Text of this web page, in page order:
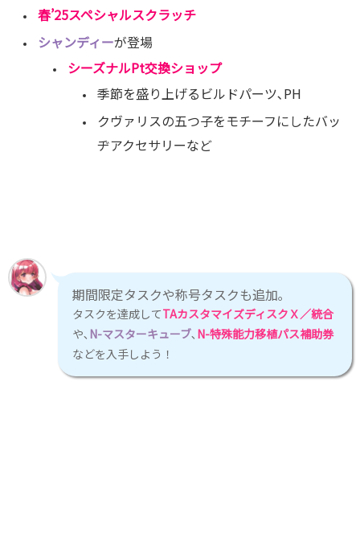
春’25スペシャルスクラッチ
シャンディーが登場
シーズナルPt交換ショップ
季節を盛り上げるビルドパーツ､PH
クヴァリスの五つ子をモチーフにしたバッ
ヂアクセサリーなど
期間限定タスクや称号タスクも追加｡
タスクを達成してTAカスタマイズディスクＸ／統合
や､ N-マスターキューブ､ N-特殊能力移植パス補助券
などを入手しよう！